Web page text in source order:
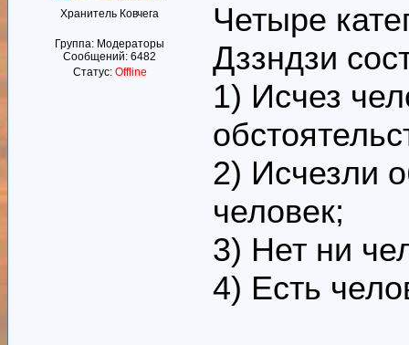
Хранитель Ковчега
Группа: Модераторы
Сообщений: 6482
Статус: Offline
Четыре
Дззндзи
1) Исчез
2) Исчезли
человек;
3) Нет ни
4) Есть